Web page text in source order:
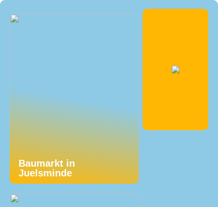
Baumarkt in
Juelsminde